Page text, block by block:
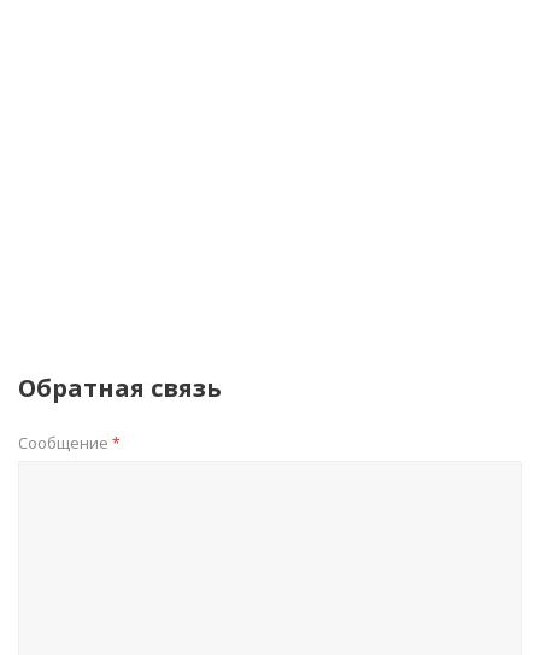
Обратная связь
Сообщение *